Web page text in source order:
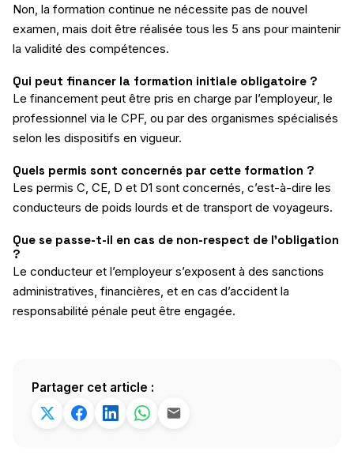
Non, la formation continue ne nécessite pas de nouvel
examen, mais doit être réalisée tous les 5 ans pour maintenir
la validité des compétences.
Qui peut financer la formation initiale obligatoire ?
Le financement peut être pris en charge par l’employeur, le
professionnel via le CPF, ou par des organismes spécialisés
selon les dispositifs en vigueur.
Quels permis sont concernés par cette formation ?
Les permis C, CE, D et D1 sont concernés, c’est-à-dire les
conducteurs de poids lourds et de transport de voyageurs.
Que se passe-t-il en cas de non-respect de l’obligation
?
Le conducteur et l’employeur s’exposent à des sanctions
administratives, financières, et en cas d’accident la
responsabilité pénale peut être engagée.
Partager cet article :